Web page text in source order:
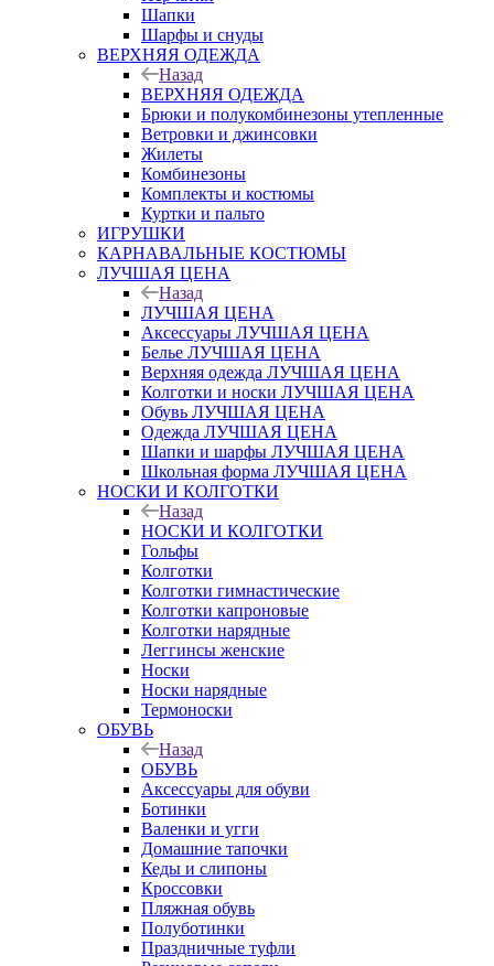
Шапки
Шарфы и снуды
ВЕРХНЯЯ ОДЕЖДА
Назад
ВЕРХНЯЯ ОДЕЖДА
Брюки и полукомбинезоны утепленные
Ветровки и джинсовки
Жилеты
Комбинезоны
Комплекты и костюмы
Куртки и пальто
ИГРУШКИ
КАРНАВАЛЬНЫЕ КОСТЮМЫ
ЛУЧШАЯ ЦЕНА
Назад
ЛУЧШАЯ ЦЕНА
Аксессуары ЛУЧШАЯ ЦЕНА
Белье ЛУЧШАЯ ЦЕНА
Верхняя одежда ЛУЧШАЯ ЦЕНА
Колготки и носки ЛУЧШАЯ ЦЕНА
Обувь ЛУЧШАЯ ЦЕНА
Одежда ЛУЧШАЯ ЦЕНА
Шапки и шарфы ЛУЧШАЯ ЦЕНА
Школьная форма ЛУЧШАЯ ЦЕНА
НОСКИ И КОЛГОТКИ
Назад
НОСКИ И КОЛГОТКИ
Гольфы
Колготки
Колготки гимнастические
Колготки капроновые
Колготки нарядные
Леггинсы женские
Носки
Носки нарядные
Термоноски
ОБУВЬ
Назад
ОБУВЬ
Аксессуары для обуви
Ботинки
Валенки и угги
Домашние тапочки
Кеды и слипоны
Кроссовки
Пляжная обувь
Полуботинки
Праздничные туфли